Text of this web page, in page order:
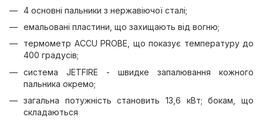
4 основні пальники з нержавіючої сталі;
емальовані пластини, що захищають від вогню;
термометр ACCU PROBE, що показує температуру до
400 градусів;
система JETFIRE - швидке запалювання кожного
пальника окремо;
загальна потужність становить 13,6 кВт; бокам, що
складаються